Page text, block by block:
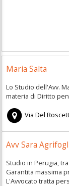
Maria Salta
Lo Studio dell'Avv.
materia di Diritto
Via Del
Avv Sara
Studio in Perugia,
Garantita massima
L'Avvocato tratta